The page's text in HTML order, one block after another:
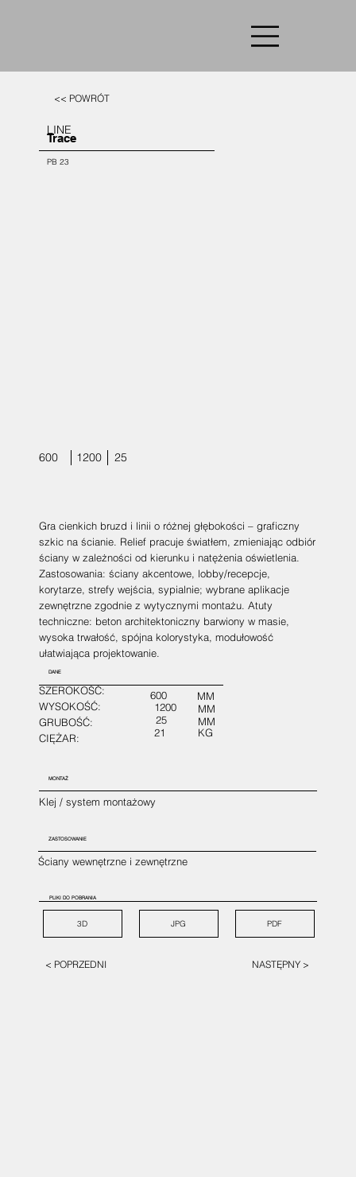
<< POWRÓT
LINE
Trace
PB 23
600 1200 25
Gra cienkich bruzd i linii o różnej głębokości – graficzny
szkic na ścianie. Relief pracuje światłem, zmieniając odbiór
ściany w zależności od kierunku i natężenia oświetlenia.
Zastosowania: ściany akcentowe, lobby/recepcje,
korytarze, strefy wejścia, sypialnie; wybrane aplikacje
zewnętrzne zgodnie z wytycznymi montażu. Atuty
techniczne: beton architektoniczny barwiony w masie,
wysoka trwałość, spójna kolorystyka, modułowość
ułatwiająca projektowanie.
DANE
SZEROKOŚĆ:
WYSOKOŚĆ:
GRUBOŚĆ:
CIĘŻAR:
1200
600
25
21
MM
MM
MM
KG
Klej / system montażowy
MONTAŻ
Ściany wewnętrzne i zewnętrzne
ZASTOSOWANIE
PLIKI DO POBRANIA
3D JPG PDF
< POPRZEDNI NASTĘPNY >